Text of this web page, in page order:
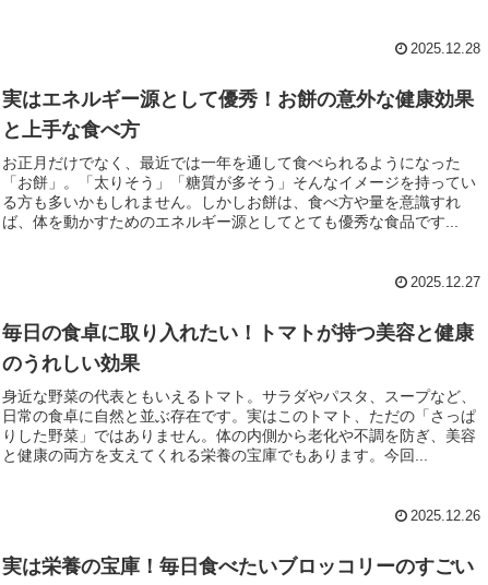
2025.12.28
実はエネルギー源として優秀！お餅の意外な健康効果
と上手な食べ方
お正月だけでなく、最近では一年を通して食べられるようになった
「お餅」。「太りそう」「糖質が多そう」そんなイメージを持ってい
る方も多いかもしれません。しかしお餅は、食べ方や量を意識すれ
ば、体を動かすためのエネルギー源としてとても優秀な食品です...
2025.12.27
毎日の食卓に取り入れたい！トマトが持つ美容と健康
のうれしい効果
身近な野菜の代表ともいえるトマト。サラダやパスタ、スープなど、
日常の食卓に自然と並ぶ存在です。実はこのトマト、ただの「さっぱ
りした野菜」ではありません。体の内側から老化や不調を防ぎ、美容
と健康の両方を支えてくれる栄養の宝庫でもあります。今回...
2025.12.26
実は栄養の宝庫！毎日食べたいブロッコリーのすごい